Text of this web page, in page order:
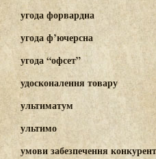
угода форвардна
угода ф’ючерсна
угода “офсет”
удосконалення товару
ультиматум
ультимо
умови забезпечення